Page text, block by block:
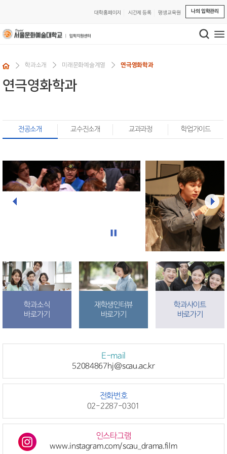
대학홈페이지 시간제 등록 평생교육원 나의 입학관리
학과소개 미래문화예술계열 연극영화학과
연극영화학과
전공소개 교수진소개 교과과정 학업가이드
학과소식
바로가기
재학생인터뷰
바로가기
학과사이트
바로가기
E-mail
52084867hj@scau.ac.kr
전화번호
02-2287-0301
인스타그램
www.instagram.com/scau_drama.film